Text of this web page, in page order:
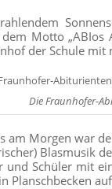
Motto „ABIos
der Schule
Die Fraunhofer-
am Morgen war
Blasmusik
und Schüler mit
Planschbecken